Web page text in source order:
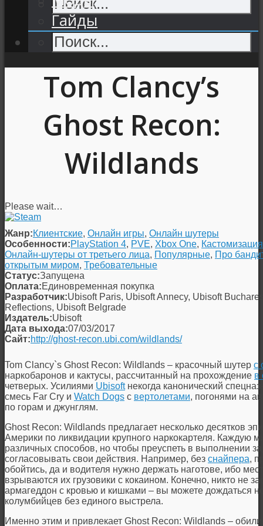
Гайды
Tom Clancy’s
Ghost Recon:
Wildlands
Please wait…
Жанр:Клиентские, Онлайн игры, Онлайн шутеры
Особенности:PlayStation 4, PVE, Xbox One,
Онлайн-шутеры от третьего лица, Популярные, Про
открытым миром, Требовательные
Статус:Запущена
Оплата:Единовременная покупка
Разработчик:Ubisoft Paris, Ubisoft Annecy, Ubisoft
Reflections, Ubisoft Belgrade
Издатель:Ubisoft
Дата выхода:07/03/2017
Сайт:http://ghost-recon.ubi.com/wildlands/
Tom Clancy`s Ghost Recon: Wildlands – красочный шутер с
наркобаронов и кактусы, рассчитанный на прохождение в
четверых. Усилиями Ubisoftнекогда канонический
смесь Far Cry и Watch Dogs с вертолетами, погонями на
по горам и джунглям.
Ghost Recon: Wildlands предлагает несколько десятков
Америки по ликвидации крупного наркокартеля. Каждую
различных способов, но чтобы преуспеть в выполнении
согласовывать свои действия. Например, без снайпера,
обойтись, да и водителя нужно держать наготове, ибо
взрываются их грузовики с кокаином. Конечно, никто не
армагеддон с кровью и кишками – вы можете дождаться
колумбийцев без единого выстрела.
Именно этим и привлекает Ghost Recon: Wildlands –